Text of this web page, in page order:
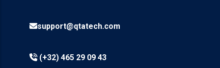
support@qtatech.com
(+32) 465 29 09 43